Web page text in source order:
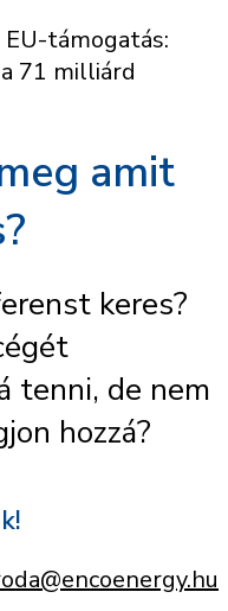
támogatás:
71 milliárd
amit
keres?
tenni, de nem
hozzá?